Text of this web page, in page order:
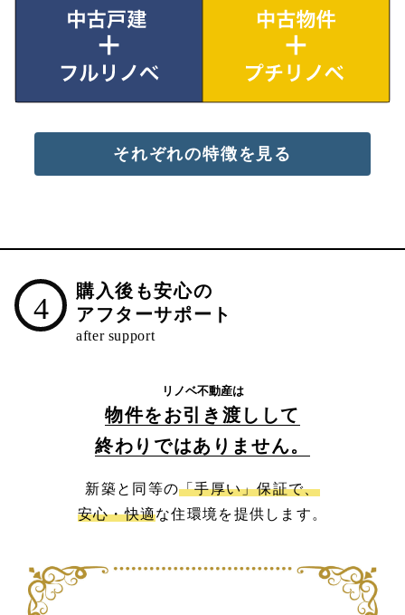
それぞれの特徴を見る
4
購入後も安心の
アフターサポート
リノベ不動産は
物件をお引き渡しして
終わりではありません。
新築と同等の「手厚い」保証で、
安心・快適な住環境を提供します。